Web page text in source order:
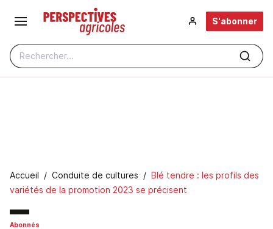
Aller au contenu principal
Rechercher...
S'abonner
Fil d'Ariane
Accueil Conduite de cultures
Blé tendre : les profils des
variétés de la promotion 2023 se précisent
Abonnés